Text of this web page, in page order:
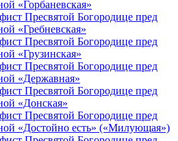
«Горбаневская»
Пресвятой Богородице пред
«Гребневская»
Пресвятой Богородице пред
«Грузинская»
Пресвятой Богородице пред
«Державная»
Пресвятой Богородице пред
«Донская»
Пресвятой Богородице пред
«Достойно есть» («Милующая»)